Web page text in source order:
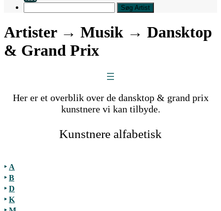
Artister → Musik → Dansktop
& Grand Prix
Her er et overblik over de dansktop & grand prix
kunstnere vi kan tilbyde.
Kunstnere alfabetisk
‣ A
‣ B
‣ D
‣ K